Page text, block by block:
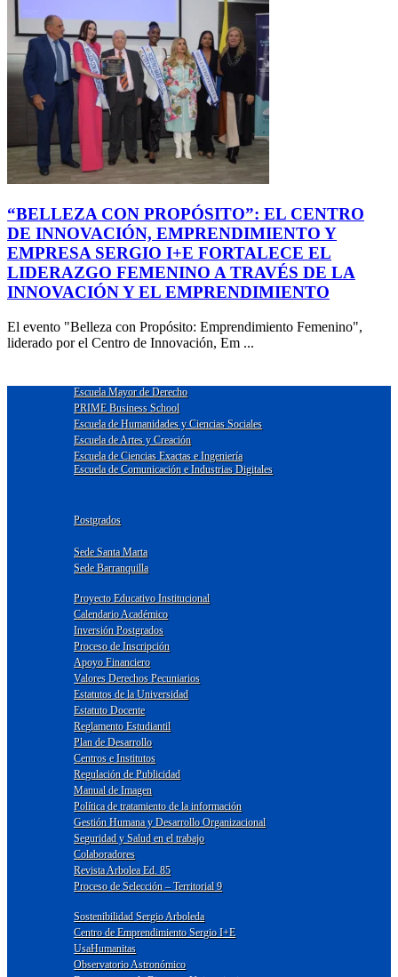
“BELLEZA CON PROPÓSITO”: EL CENTRO
DE INNOVACIÓN, EMPRENDIMIENTO Y
EMPRESA SERGIO I+E FORTALECE EL
LIDERAZGO FEMENINO A TRAVÉS DE LA
INNOVACIÓN Y EL EMPRENDIMIENTO
El evento "Belleza con Propósito: Emprendimiento Femenino",
liderado por el Centro de Innovación, Em ...
Escuela Mayor de Derecho
PRIME Business School
Escuela de Humanidades y Ciencias Sociales
Escuela de Artes y Creación
Escuela de Ciencias Exactas e Ingeniería
Escuela de Comunicación e Industrias Digitales
Postgrados
Sede Santa Marta
Sede Barranquilla
Proyecto Educativo Institucional
Calendario Académico
Inversión Postgrados
Proceso de Inscripción
Apoyo Financiero
Valores Derechos Pecuniarios
Estatutos de la Universidad
Estatuto Docente
Reglamento Estudiantil
Plan de Desarrollo
Centros e Institutos
Regulación de Publicidad
Manual de Imagen
Política de tratamiento de la información
Gestión Humana y Desarrollo Organizacional
Seguridad y Salud en el trabajo
Colaboradores
Revista Arbolea Ed. 85
Proceso de Selección – Territorial 9
Sostenibilidad Sergio Arboleda
Centro de Emprendimiento Sergio I+E
UsaHumanitas
Observatorio Astronómico